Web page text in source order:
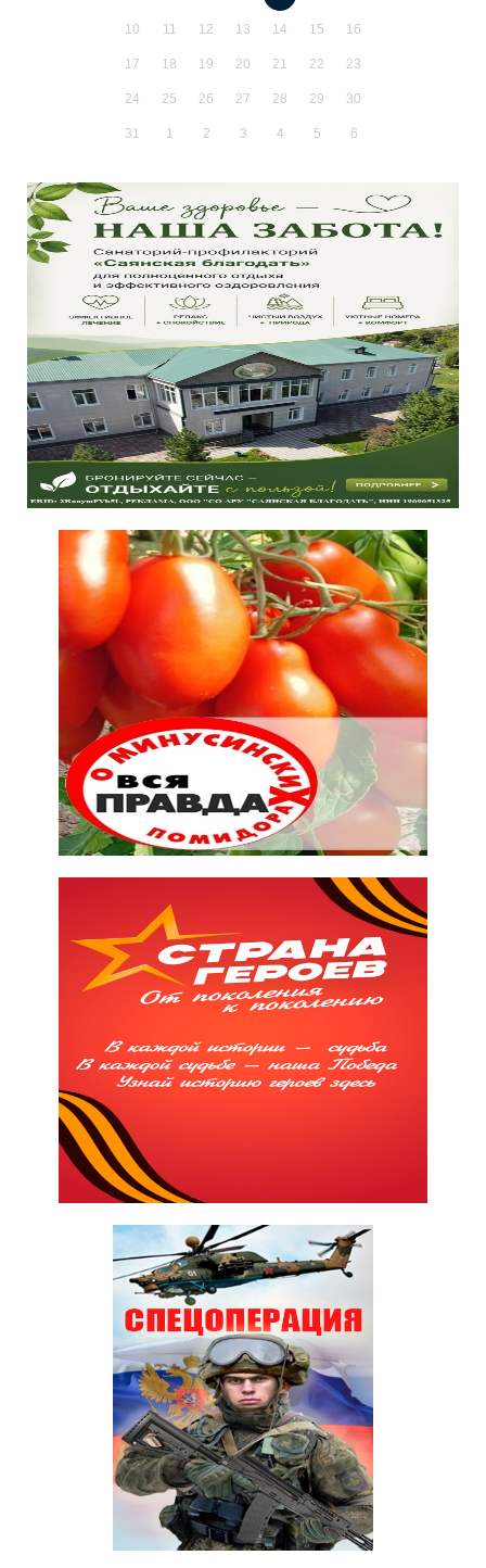
10 11 12 13 14 15 16
17 18 19 20 21 22 23
24 25 26 27 28 29 30
31 1 2 3 4 5 6